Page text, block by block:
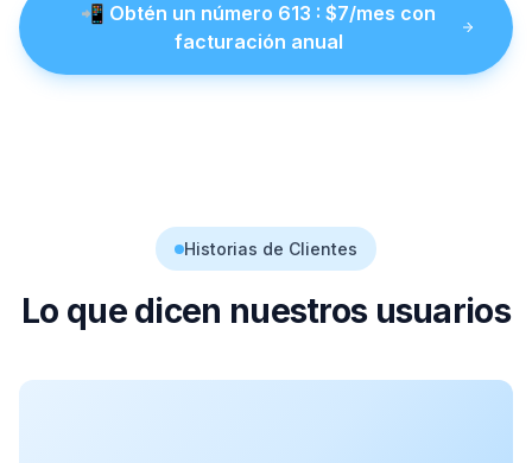
📲 Obtén un número 613 : $7/mes con
facturación anual
Historias de Clientes
Lo que dicen nuestros usuarios